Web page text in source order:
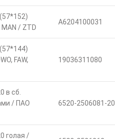
MAN / ZTD
А6204100031
FAW,
19036311080
в сб.
/ ПАО
6520-2506081-20
голая /